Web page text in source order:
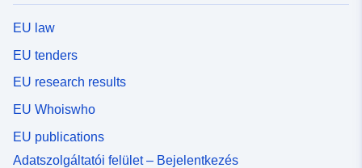
EU law
EU tenders
EU research results
EU Whoiswho
EU publications
Adatszolgáltatói felület – Bejelentkezés